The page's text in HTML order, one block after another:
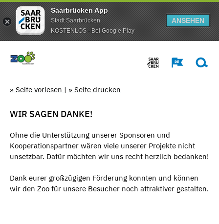
Saarbrücken App
Stadt Saarbrücken
KOSTENLOS - Bei Google Play
ANSEHEN
» Seite vorlesen | » Seite drucken
WIR SAGEN DANKE!
Ohne die Unterstützung unserer Sponsoren und
Kooperationspartner wären viele unserer Projekte nicht
unsetzbar. Dafür möchten wir uns recht herzlich bedanken!
Dank eurer großzügigen Förderung konnten und können
wir den Zoo für unsere Besucher noch attraktiver gestalten.